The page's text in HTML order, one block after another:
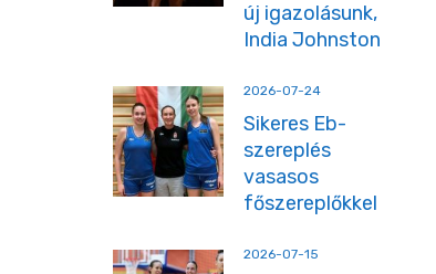
új igazolásunk,
India Johnston
2026-07-24
Sikeres Eb-
szereplés
vasasos
főszereplőkkel
2026-07-15